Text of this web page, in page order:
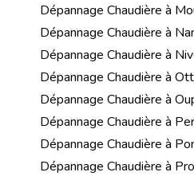
Dépannage Chaudière à
Dépannage Chaudière à
Dépannage Chaudière à
Dépannage Chaudière à
Dépannage Chaudière à
Dépannage Chaudière à
Dépannage Chaudière à
Dépannage Chaudière à